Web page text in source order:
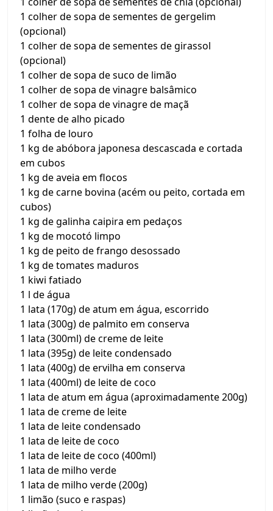
1 colher de sopa de sementes de gergelim
(opcional)
1 colher de sopa de sementes de girassol
(opcional)
1 colher de sopa de suco de limão
1 colher de sopa de vinagre balsâmico
1 colher de sopa de vinagre de maçã
1 dente de alho picado
1 folha de louro
1 kg de abóbora japonesa descascada e cortada
em cubos
1 kg de aveia em flocos
1 kg de carne bovina (acém ou peito, cortada em
cubos)
1 kg de galinha caipira em pedaços
1 kg de mocotó limpo
1 kg de peito de frango desossado
1 kg de tomates maduros
1 kiwi fatiado
1 l de água
1 lata (170g) de atum em água, escorrido
1 lata (300g) de palmito em conserva
1 lata (300ml) de creme de leite
1 lata (395g) de leite condensado
1 lata (400g) de ervilha em conserva
1 lata (400ml) de leite de coco
1 lata de atum em água (aproximadamente 200g)
1 lata de creme de leite
1 lata de leite condensado
1 lata de leite de coco
1 lata de leite de coco (400ml)
1 lata de milho verde
1 lata de milho verde (200g)
1 limão (suco e raspas)